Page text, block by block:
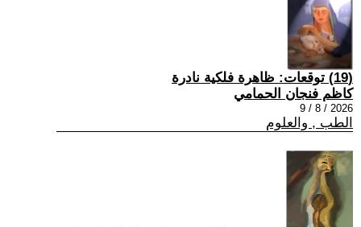
(19) توقعات: ظاهرة فلكية نادرة
كاظم فنجان الحمامي
2026 / 8 / 9
الطب , والعلوم